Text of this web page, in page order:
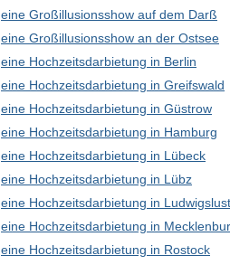
eine Großillusionsshow auf dem Darß
eine Großillusionsshow an der Ostsee
eine Hochzeitsdarbietung in Berlin
eine Hochzeitsdarbietung in Greifswald
eine Hochzeitsdarbietung in Güstrow
eine Hochzeitsdarbietung in Hamburg
eine Hochzeitsdarbietung in Lübeck
eine Hochzeitsdarbietung in Lübz
eine Hochzeitsdarbietung in Ludwigslust
eine Hochzeitsdarbietung in
eine Hochzeitsdarbietung in Rostock